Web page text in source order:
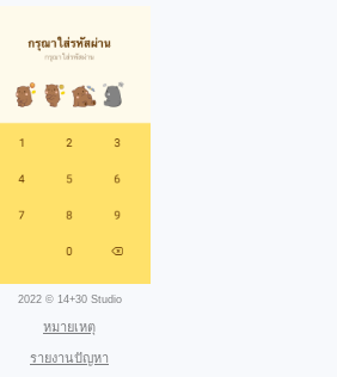
2022 © 14+30 Studio
หมายเหตุ
รายงานปัญหา